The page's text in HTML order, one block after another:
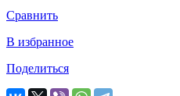
Сравнить
В избранное
Поделиться